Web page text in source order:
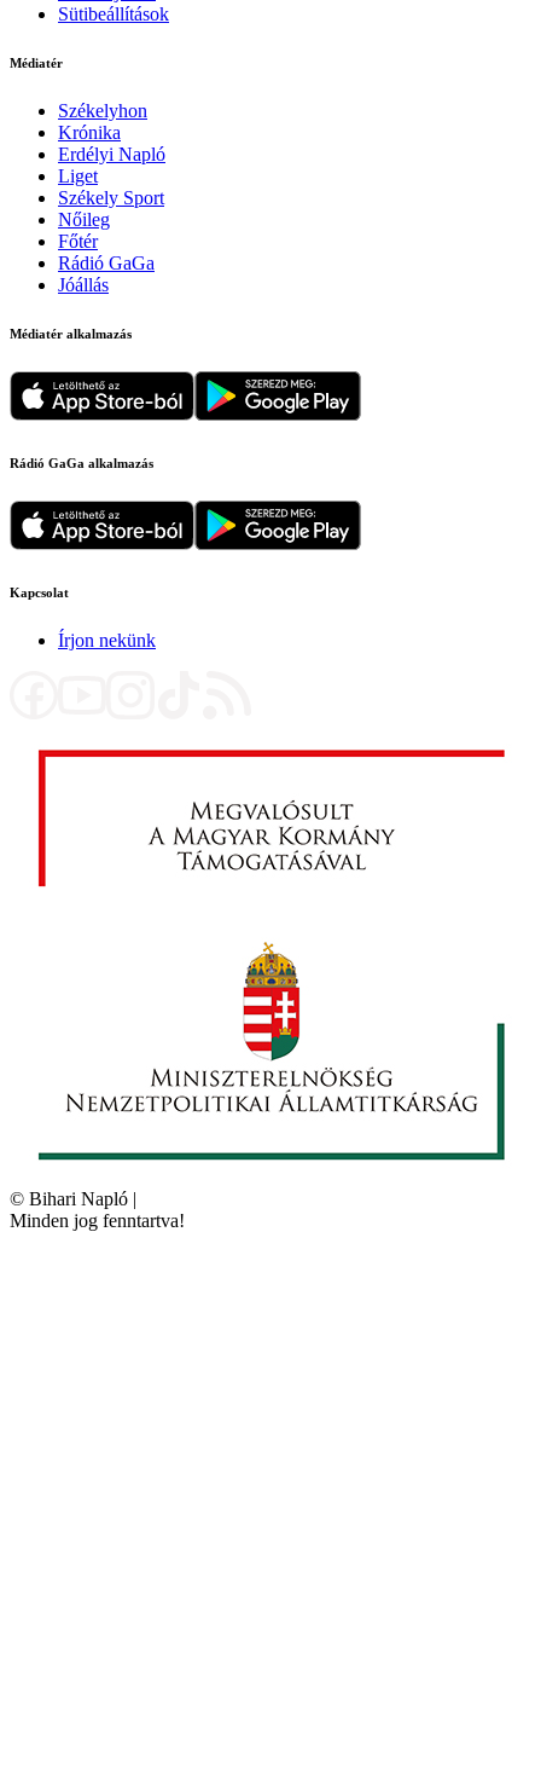
Sütibeállítások
Médiatér
Székelyhon
Krónika
Erdélyi Napló
Liget
Székely Sport
Nőileg
Főtér
Rádió GaGa
Jóállás
Médiatér alkalmazás
Rádió GaGa alkalmazás
Kapcsolat
Írjon nekünk
© Bihari Napló |
Minden jog fenntartva!